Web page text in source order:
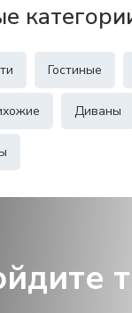
Гостиные
Диваны